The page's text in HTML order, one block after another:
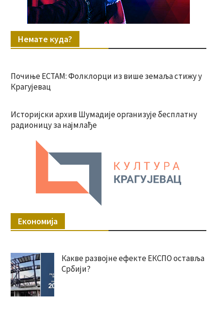
Немате куда?
Почиње ЕСТАМ: Фолклорци из више земаља стижу у
Крагујевац
Историјски архив Шумадије организује бесплатну
радионицу за најмлађе
Економија
Какве развојне ефекте ЕКСПО оставља
Србији?